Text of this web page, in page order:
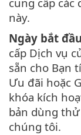
này.
Ngày bắt
cấp Dịch vụ
sẵn cho Bạn
Ưu đãi hoặc
khóa kích
bản dùng
chúng tôi.